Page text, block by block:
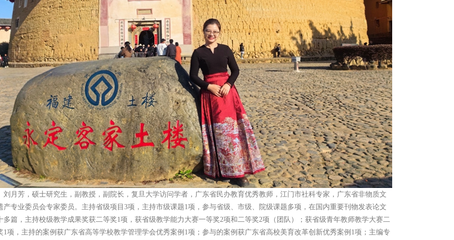
刘月芳，硕士研究生，副教授，副院长，复旦大学访问学者，广东省民办教育优秀教师，江门市社科专家，广东省非物质文
产专业委员会专家委员。主持省级项目3项，主持市级课题1项，参与省级、市级、院级课题多项，在国内重要刊物发表论文
多篇，主持校级教学成果奖获二等奖1项，获省级教学能力大赛一等奖2项和二等奖2项（团队）；获省级青年教师教学大赛二
1项，主持的案例获广东省高等学校教学管理学会优秀案例1项；参与的案例获广东省高校美育改革创新优秀案例1项；主编专